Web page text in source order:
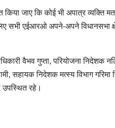
किया जाए कि कोई भी अपात्र व्यक्ति
सभी एईआरओ अपने-अपने विधानसभा
वैभव गुप्ता, परियोजना निदेशक
सहायक निदेशक मत्स्य विभाग गरिमा
उपस्थित रहे।